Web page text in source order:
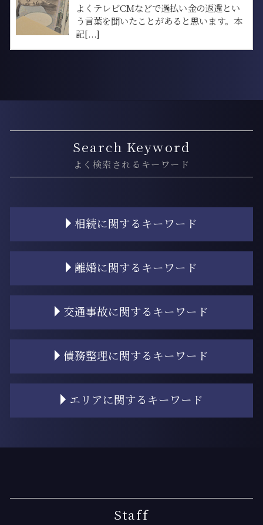
よくテレビCMなどで過払い金の返還とい
う言葉を聞いたことがあると思います。本
記[...]
Search Keyword
よく検索されるキーワード
相続に関するキーワード
相続 相続人
相続 子供なし
相続登記 自分で
相続登記
相続 スケジュール
相続 子供のみ
遺産 弁護士
相続 裁判
離婚に関するキーワード
協議離婚
養育費 公正証書
離婚 財産分与 相場
離婚調停 流れ
離婚 和解
離婚 不動産 財産分与
離婚 子供 影響
離婚 慰謝料 モラハラ
交通事故に関するキーワード
交通事故 示談金 相場
交通事故 物品損害
交通事故 裁判 期間
交通事故 弁護士基準
過失相殺 交通事故
過失相殺 交通事故以外
債務整理に関するキーワード
任意整理 するべきか
個人再生とは
任意整理 うまくいかない
個人再生 クレジットカード
エリアに関するキーワード
月島 過払い金請求
月島 過払い金 弁護士Staff